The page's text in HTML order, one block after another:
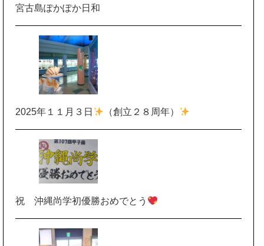
宮古島ぽかぽか日和
2025年１１月３日 （創立２８周年）
祝 沖縄尚学初優勝おめでとう